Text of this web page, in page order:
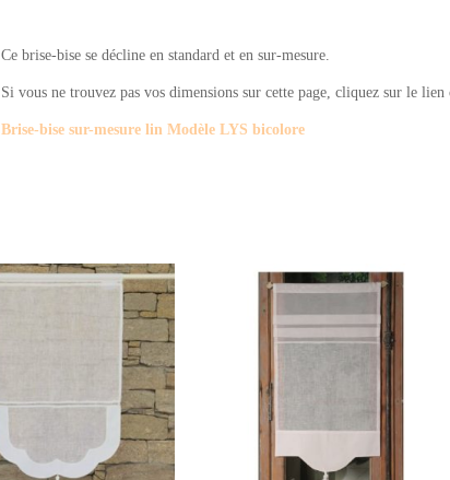
Ce brise-bise se décline en standard et en sur-mesure.
Si vous ne trouvez pas vos dimensions sur cette page, cliquez sur le lien
Brise-bise sur-mesure lin Modèle LYS bicolore